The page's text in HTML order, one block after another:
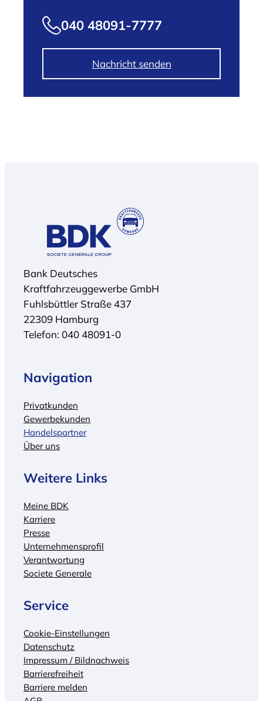
040 48091-7777
Nachricht senden
Bank Deutsches
Kraftfahrzeuggewerbe GmbH
Fuhlsbüttler Straße 437
22309 Hamburg
Telefon: 040 48091-0
Navigation
Privatkunden
Gewerbekunden
Handelspartner
Über uns
Weitere Links
Meine BDK
Karriere
Presse
Unternehmensprofil
Verantwortung
Societe Generale
Service
Cookie-Einstellungen
Datenschutz
Impressum / Bildnachweis
Barrierefreiheit
Barriere melden